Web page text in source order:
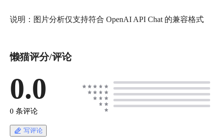
说明：图片分析仅支持符合 OpenAI API Chat 的兼容格式
懒猫评分/评论
0.0
0 条评论
写评论